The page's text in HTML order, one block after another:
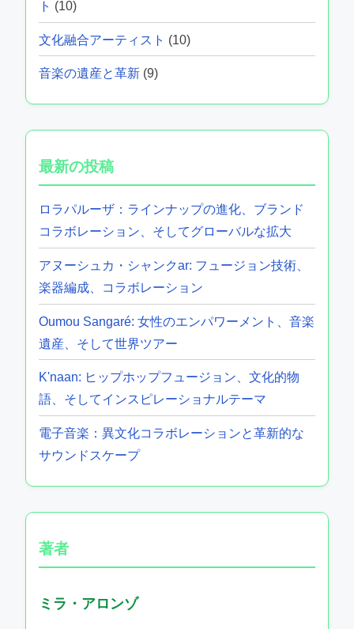
ト (10)
文化融合アーティスト (10)
音楽の遺産と革新 (9)
最新の投稿
ロラパルーザ：ラインナップの進化、ブランド
コラボレーション、そしてグローバルな拡大
アヌーシュカ・シャンクar: フュージョン技術、
楽器編成、コラボレーション
Oumou Sangaré: 女性のエンパワーメント、音楽
遺産、そして世界ツアー
K'naan: ヒップホップフュージョン、文化的物
語、そしてインスピレーショナルテーマ
電子音楽：異文化コラボレーションと革新的な
サウンドスケープ
著者
ミラ・アロンゾ